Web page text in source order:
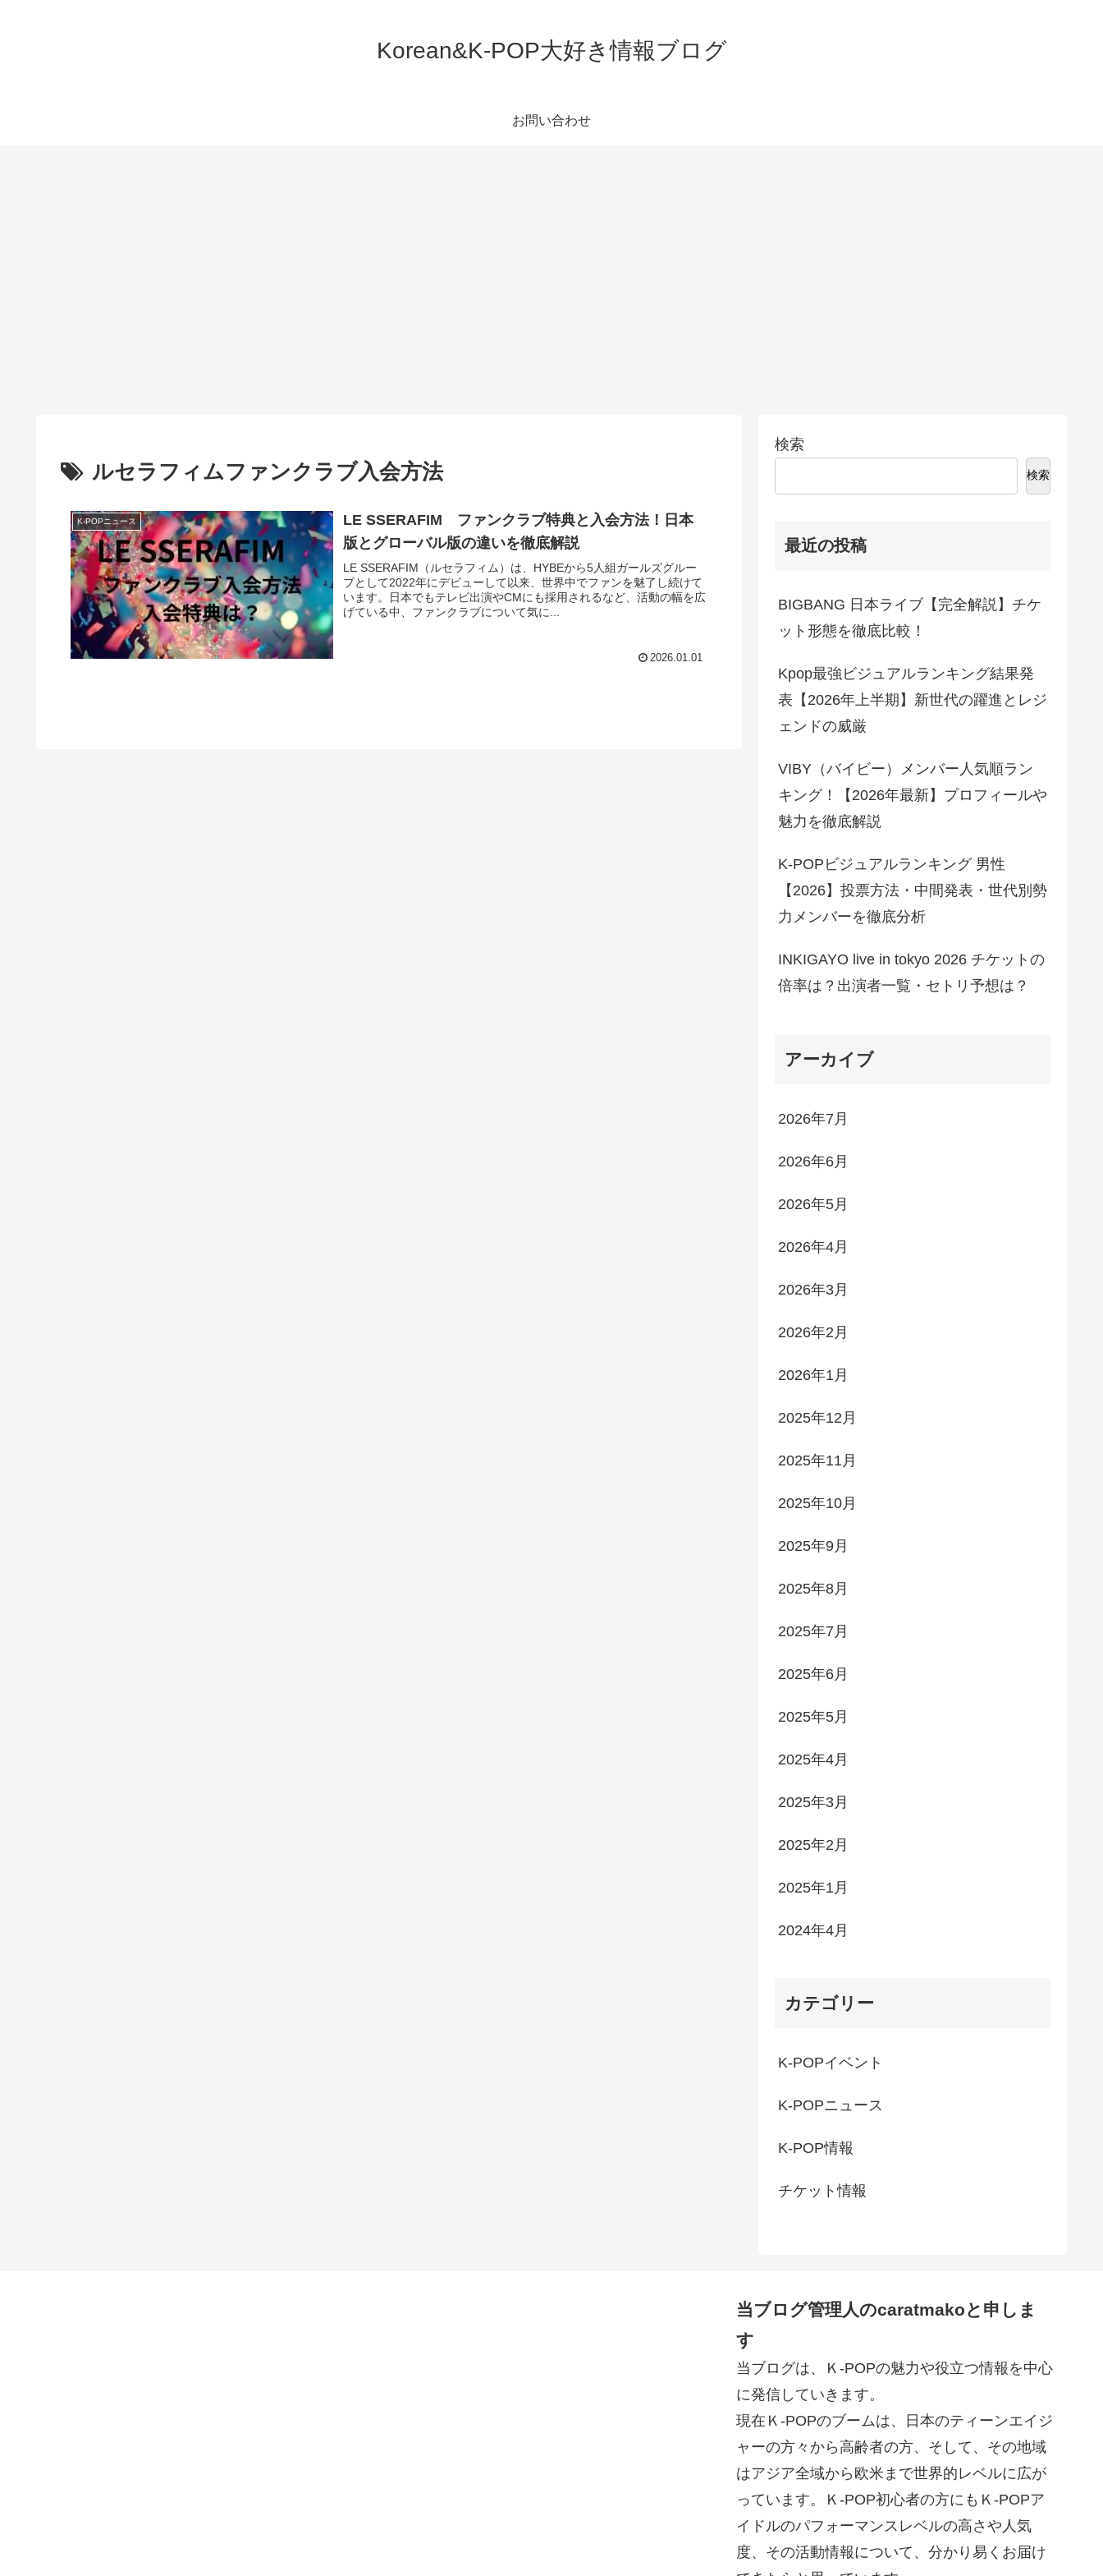
Korean&K-POP大好き情報ブログ
お問い合わせ
ルセラフィムファンクラブ入会方法
K-POPニュース
LE SSERAFIM ファンクラブ特典と入会方法！日本
版とグローバル版の違いを徹底解説
LE SSERAFIM（ルセラフィム）は、HYBEから5人組ガールズグルー
プとして2022年にデビューして以来、世界中でファンを魅了し続けて
います。日本でもテレビ出演やCMにも採用されるなど、活動の幅を広
げている中、ファンクラブについて気に...
2026.01.01
検索
検索
最近の投稿
BIGBANG 日本ライブ【完全解説】チケ
ット形態を徹底比較！
Kpop最強ビジュアルランキング結果発
表【2026年上半期】新世代の躍進とレジ
ェンドの威厳
VIBY（バイビー）メンバー人気順ラン
キング！【2026年最新】プロフィールや
魅力を徹底解説
K-POPビジュアルランキング 男性
【2026】投票方法・中間発表・世代別勢
力メンバーを徹底分析
INKIGAYO live in tokyo 2026 チケットの
倍率は？出演者一覧・セトリ予想は？
アーカイブ
2026年7月
2026年6月
2026年5月
2026年4月
2026年3月
2026年2月
2026年1月
2025年12月
2025年11月
2025年10月
2025年9月
2025年8月
2025年7月
2025年6月
2025年5月
2025年4月
2025年3月
2025年2月
2025年1月
2024年4月
カテゴリー
K-POPイベント
K-POPニュース
K-POP情報
チケット情報
当ブログ管理人のcaratmakoと申しま
す
当ブログは、Ｋ-POPの魅力や役立つ情報を中心
に発信していきます。
現在Ｋ-POPのブームは、日本のティーンエイジ
ャーの方々から高齢者の方、そして、その地域
はアジア全域から欧米まで世界的レベルに広が
っています。Ｋ-POP初心者の方にもＫ-POPア
イドルのパフォーマンスレベルの高さや人気
度、その活動情報について、分かり易くお届け